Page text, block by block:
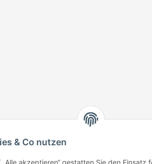
& Co nutzen